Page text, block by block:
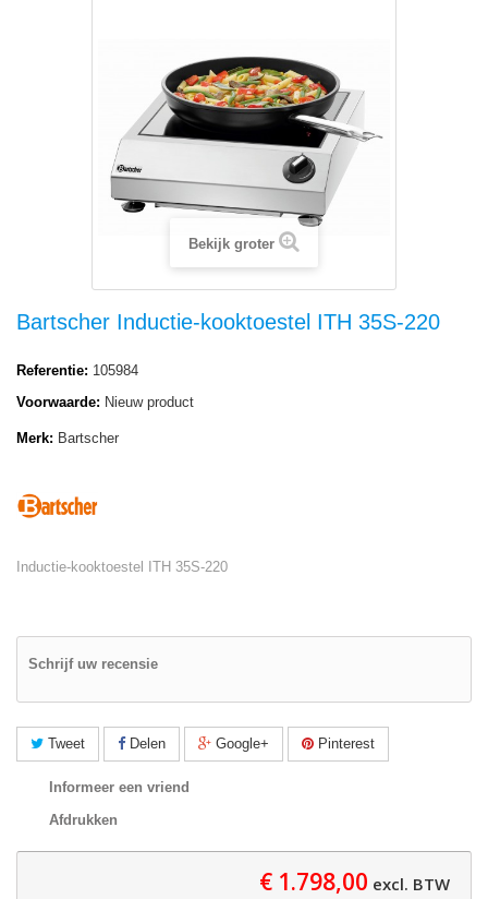
Bekijk groter
Bartscher Inductie-kooktoestel ITH 35S-220
Referentie: 105984
Voorwaarde: Nieuw product
Merk: Bartscher
Inductie-kooktoestel ITH 35S-220
Schrijf uw recensie
Tweet Delen Google+ Pinterest
Informeer een vriend
Afdrukken
€ 1.798,00 excl. BTW